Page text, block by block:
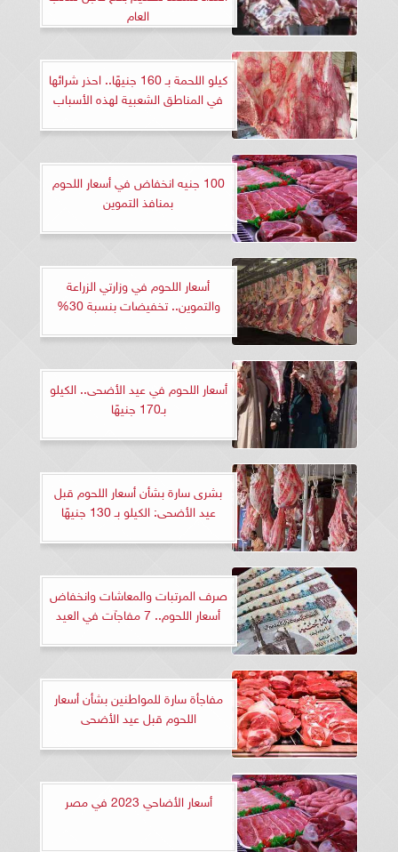
العام
كيلو اللحمة بـ 160 جنيهًا.. احذر شرائها
في المناطق الشعبية لهذه الأسباب
100 جنيه انخفاض في أسعار اللحوم
بمنافذ التموين
أسعار اللحوم في وزارتي الزراعة
والتموين.. تخفيضات بنسبة 30%
أسعار اللحوم في عيد الأضحى.. الكيلو
بـ170 جنيهًا
بشرى سارة بشأن أسعار اللحوم قبل
عيد الأضحى: الكيلو بـ 130 جنيهًا
صرف المرتبات والمعاشات وانخفاض
أسعار اللحوم.. 7 مفاجآت في العيد
مفاجأة سارة للمواطنين بشأن أسعار
اللحوم قبل عيد الأضحى
أسعار الأضاحي 2023 في مصر